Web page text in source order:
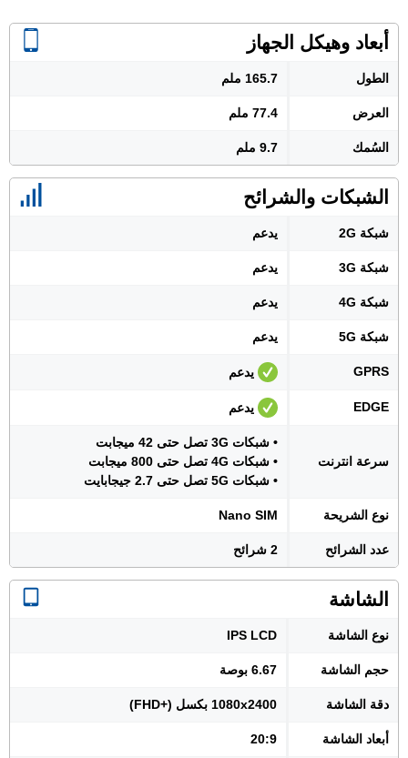
أبعاد وهيكل الجهاز
الطول 165.7 ملم
العرض 77.4 ملم
السُمك 9.7 ملم
الشبكات والشرائح
شبكة 2G يدعم
شبكة 3G يدعم
شبكة 4G يدعم
شبكة 5G يدعم
GPRS يدعم
EDGE يدعم
سرعة انترنت
• شبكات 3G تصل حتى 42 ميجابت
• شبكات 4G تصل حتى 800 ميجابت
• شبكات 5G تصل حتى 2.7 جيجابايت
نوع الشريحة Nano SIM
عدد الشرائح 2 شرائح
الشاشة
نوع الشاشة IPS LCD
حجم الشاشة 6.67 بوصة
دقة الشاشة 1080x2400 بكسل (+FHD)
أبعاد الشاشة 20:9